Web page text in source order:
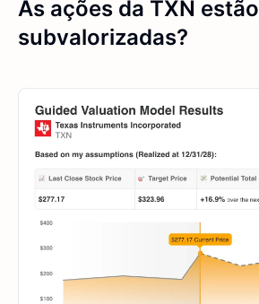
As ações da TXN estão
subvalorizadas?